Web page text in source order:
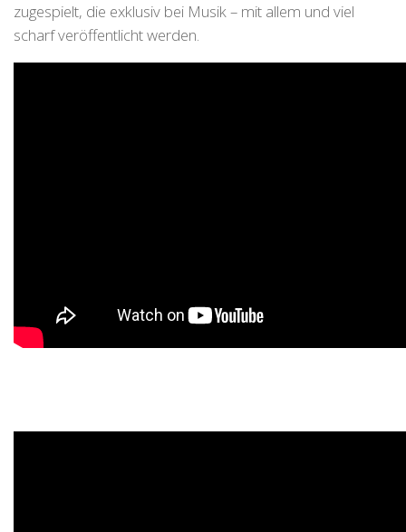
zugespielt, die exklusiv bei Musik – mit allem und viel
scharf veröffentlicht werden.